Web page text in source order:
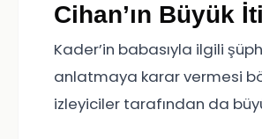
Cihan’ın Büyük
Kader’in babasıyla ilgili
anlatmaya karar vermesi
izleyiciler tarafından da